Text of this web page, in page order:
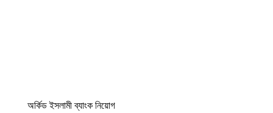
অর্কিড ইসলামী ব্যাংক নিয়োগ